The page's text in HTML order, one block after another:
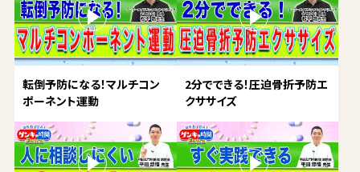
転倒予防になる！マルチコン
ポーネント運動
2分でできる！圧迫骨折予防エ
クササイズ